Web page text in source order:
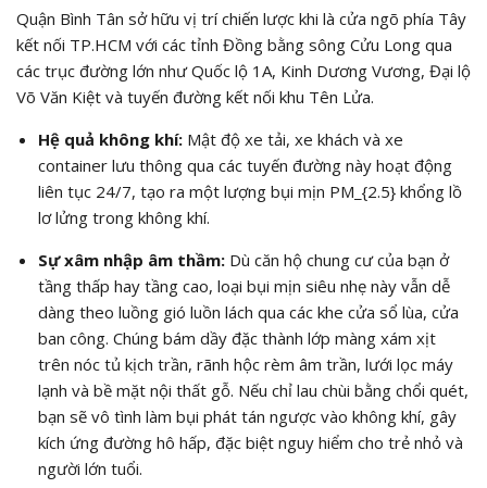
Quận Bình Tân sở hữu vị trí chiến lược khi là cửa ngõ phía Tây
kết nối TP.HCM với các tỉnh Đồng bằng sông Cửu Long qua
các trục đường lớn như Quốc lộ 1A, Kinh Dương Vương, Đại lộ
Võ Văn Kiệt và tuyến đường kết nối khu Tên Lửa.
Hệ quả không khí:Mật độ xe tải, xe khách và xe
container lưu thông qua các tuyến đường này hoạt động
liên tục 24/7, tạo ra một lượng bụi mịn PM_{2.5}khổng lồ
lơ lửng trong không khí.
Sự xâm nhập âm thầm:Dù căn hộ chung cư của bạn ở
tầng thấp hay tầng cao, loại bụi mịn siêu nhẹ này vẫn dễ
dàng theo luồng gió luồn lách qua các khe cửa sổ lùa, cửa
ban công. Chúng bám dầy đặc thành lớp màng xám xịt
trên nóc tủ kịch trần, rãnh hộc rèm âm trần, lưới lọc máy
lạnh và bề mặt nội thất gỗ. Nếu chỉ lau chùi bằng chổi quét,
bạn sẽ vô tình làm bụi phát tán ngược vào không khí, gây
kích ứng đường hô hấp, đặc biệt nguy hiểm cho trẻ nhỏ và
người lớn tuổi.